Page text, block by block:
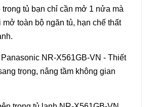
trong tủ bạn chỉ cần mở 1 nửa mà
mở toàn bộ ngăn tủ, hạn chế thất